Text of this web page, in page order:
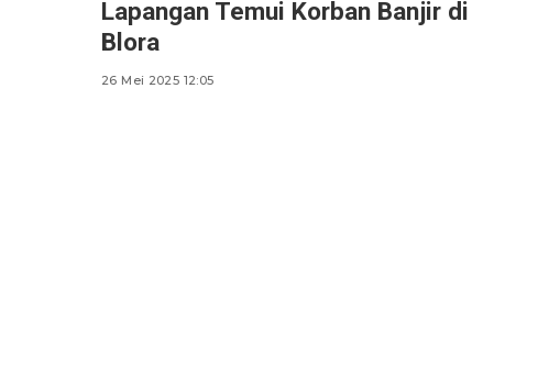
Lapangan Temui Korban Banjir di
Blora
26 Mei 2025 12:05